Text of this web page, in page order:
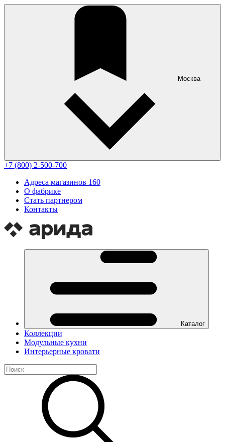
Москва
+7 (800) 2-500-700
Адреса магазинов 160
О фабрике
Стать партнером
Контакты
Каталог
Коллекции
Модульные кухни
Интерьерные кровати